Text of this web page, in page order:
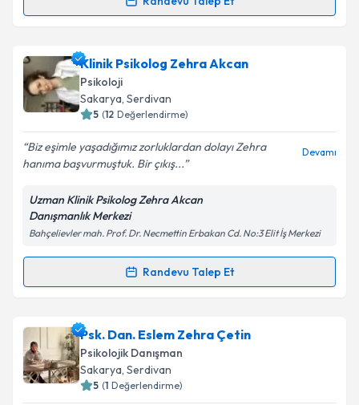
Metni'ni okudum ve kişisel verilerimin belirtilen
Takvim Talebini Gönder
Randevu Takvimi Talebi
Çocuk Gelişim Aysun Taşkıngüliçin randevu takvimi
talebi oluşturun. Size bu uzmandan randevu almanız
için bir takvim hazırlandığında e-posta ile
bilgilendireceğiz.
E-posta Adresiniz
Kişisel verilerimin işlenmesine ilişkin
Metni'ni okudum ve kişisel verilerimin belirtilen
kapsamda işlenmesini kabul ediyorum.
Klinik Psikolog Zehra Akcan
Psikoloji
Sakarya, Serdivan
5 (12 Değerlendirme)
Biz eşimle yaşadığımız zorluklardan dolayı Zehra
hanıma başvurmuştuk. Bir çıkış...
Devamı
Uzman Klinik Psikolog Zehra Akcan
Danışmanlık Merkezi
Bahçelievler mah. Prof. Dr. Necmettin Erbakan Cd. No:3 Elit İş Merkezi
Randevu Talep Et
Randevu Takvimi Talebi
Klinik Psikolog Zehra Akcaniçin randevu takvimi
talebi oluşturun. Size bu uzmandan randevu almanız
için bir takvim hazırlandığında e-posta ile
bilgilendireceğiz.
Psk. Dan. Eslem Zehra Çetin
Psikolojik Danışman
Sakarya, Serdivan
5 (1 Değerlendirme)